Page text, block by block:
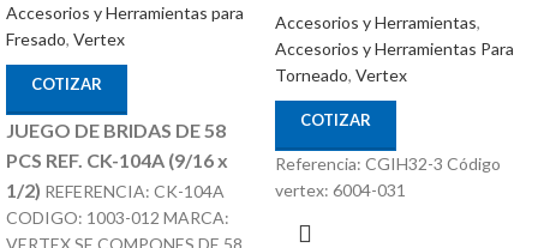
Accesorios y Herramientas para
Fresado, Vertex
COTIZAR
JUEGO DE BRIDAS DE 58
PCS REF. CK-104A (9/16 x
1/2) REFERENCIA: CK-104A
CODIGO: 1003-012 MARCA:
VERTEX SE COMPONES DE 58
Accesorios y Herramientas,
Accesorios y Herramientas Para
Torneado, Vertex
COTIZAR
Referencia: CGIH32-3 Código
vertex: 6004-031